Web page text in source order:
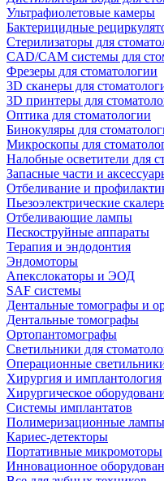
Ультрафиолетовые камеры
Бактерицидные
Стерилизаторы для
CAD/CAM системы для
Фрезеры для стоматологии
3D cканеры для
3D принтеры для
Оптика для стоматологии
Бинокуляры для
Микроскопы для
Налобные осветители для
Запасные части и
Отбеливание и
Пьезоэлектрические
Отбеливающие лампы
Пескоструйные аппараты
Терапия и эндодонтия
Эндомоторы
Апекслокаторы и ЭОД
SAF системы
Дентальные томографы и
Дентальные томографы
Ортопантомографы
Светильники для
Операционные
Хирургия и имплантология
Хирургическое
Системы имплантатов
Полимеризационные лампы
Кариес-детекторы
Портативные микромоторы
Инновационное